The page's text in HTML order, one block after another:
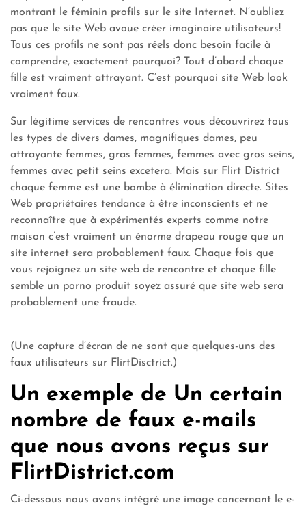
montrant le féminin profils sur le site Internet. N’oubliez
pas que le site Web avoue créer imaginaire utilisateurs!
Tous ces profils ne sont pas réels donc besoin facile à
comprendre, exactement pourquoi? Tout d’abord chaque
fille est vraiment attrayant. C’est pourquoi site Web look
vraiment faux.
Sur légitime services de rencontres vous découvrirez tous
les types de divers dames, magnifiques dames, peu
attrayante femmes, gras femmes, femmes avec gros seins,
femmes avec petit seins excetera. Mais sur Flirt District
chaque femme est une bombe à élimination directe. Sites
Web propriétaires tendance à être inconscients et ne
reconnaître que à expérimentés experts comme notre
maison c’est vraiment un énorme drapeau rouge que un
site internet sera probablement faux. Chaque fois que
vous rejoignez un site web de rencontre et chaque fille
semble un porno produit soyez assuré que site web sera
probablement une fraude.
(Une capture d’écran de ne sont que quelques-uns des
faux utilisateurs sur FlirtDisctrict.)
Un exemple de Un certain
nombre de faux e-mails
que nous avons reçus sur
FlirtDistrict.com
Ci-dessous nous avons intégré une image concernant le e-